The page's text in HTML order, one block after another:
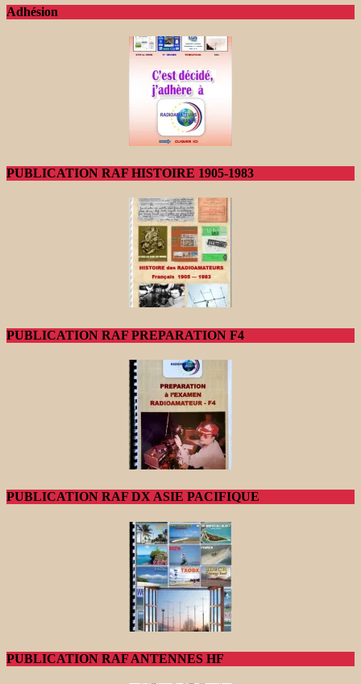
Adhésion
PUBLICATION RAF HISTOIRE 1905-1983
PUBLICATION RAF PREPARATION F4
PUBLICATION RAF DX ASIE PACIFIQUE
PUBLICATION RAF ANTENNES HF